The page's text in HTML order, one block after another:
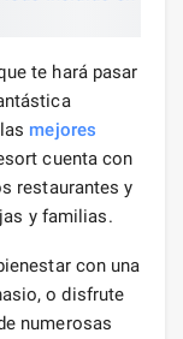
te hará pasar
mejores
cuenta con
restaurantes y
y familias.
con una
o disfrute
numerosas